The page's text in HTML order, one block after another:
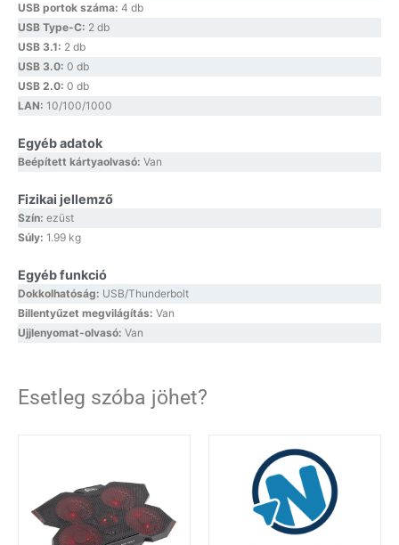
USB portok száma: 4 db
USB Type-C: 2 db
USB 3.1: 2 db
USB 3.0: 0 db
USB 2.0: 0 db
LAN: 10/100/1000
Egyéb adatok
Beépített kártyaolvasó: Van
Fizikai jellemző
Szín: ezüst
Súly: 1.99 kg
Egyéb funkció
Dokkolhatóság: USB/Thunderbolt
Billentyűzet megvilágítás: Van
Ujjlenyomat-olvasó: Van
Esetleg szóba jöhet?